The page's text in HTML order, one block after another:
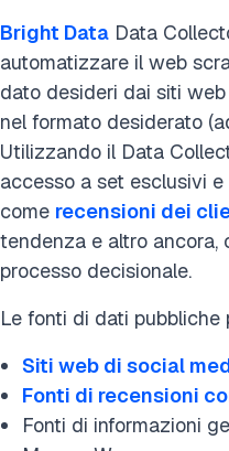
Bright Data Data
automatizzare il web
dato desideri dai siti
nel formato desiderato
Utilizzando il Data
accesso a set esclusivi
come recensioni dei
tendenza e altro ancora,
processo decisionale.
Le fonti di dati pubbliche
Siti web di social
Fonti di recensioni
Fonti di informazioni